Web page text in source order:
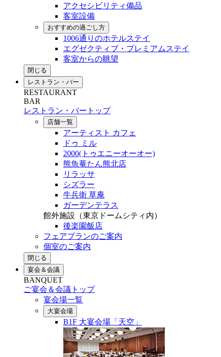
アクセシビリティ備品
客室設備
おすすめの過ごし方
1006通りのホテルステイ
エグゼクティブ・プレミアムステイ
客室からの眺望
閉じる
レストラン・バー
RESTAURANT
BAR
レストラン・バートップ
店舗一覧
アーティスト カフェ
ドゥ ミル
2000(トゥエニーオーオー)
熊魚菴たん熊北店
リラッサ
シズラー
牛兵衛 草庵
ガーデンテラス
館外施設（東京ドームシティ内）
後楽園飯店
フェアプランのご案内
個室のご案内
閉じる
宴会＆会議
BANQUET
ご宴会＆会議トップ
宴会場一覧
大宴会場
B1F 大宴会場「天空」